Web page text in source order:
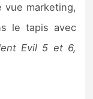
vue marketing,
le tapis avec
Evil 5 et 6,